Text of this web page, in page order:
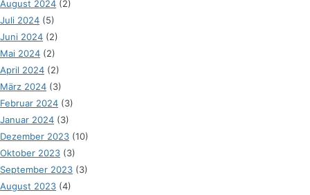
August 2024 (2)
Juli 2024 (5)
Juni 2024 (2)
Mai 2024 (2)
April 2024 (2)
März 2024 (3)
Februar 2024 (3)
Januar 2024 (3)
Dezember 2023 (10)
Oktober 2023 (3)
September 2023 (3)
August 2023 (4)